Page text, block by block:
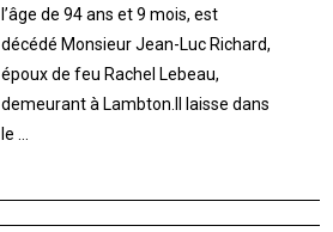
l’âge de 94 ans et 9 mois, est
décédé Monsieur Jean-Luc Richard,
époux de feu Rachel Lebeau,
demeurant à Lambton.Il laisse dans
le ...